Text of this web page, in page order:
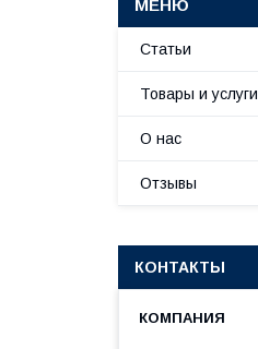
Статьи
Товары и услуги
О нас
Отзывы
КОНТАКТЫ